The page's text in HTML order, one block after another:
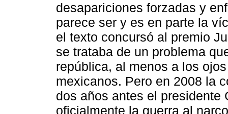
desapariciones forzadas y
parece ser y es en parte la
el texto concursó al premio
se trataba de un problema
república, al menos a los
mexicanos. Pero en 2008 la
dos años antes el presidente
oficialmente la guerra al